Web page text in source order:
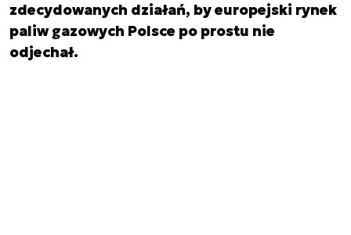
zdecydowanych działań, by europejski rynek
paliw gazowych Polsce po prostu nie
odjechał.